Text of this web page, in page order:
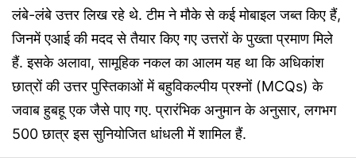
लंबे-लंबे उत्तर लिख रहे थे. टीम ने मौके से कई मोबाइल जब्त किए हैं,
जिनमें एआई की मदद से तैयार किए गए उत्तरों के पुख्ता प्रमाण मिले
हैं. इसके अलावा, सामूहिक नकल का आलम यह था कि अधिकांश
छात्रों की उत्तर पुस्तिकाओं में बहुविकल्पीय प्रश्नों (MCQs) के
जवाब हुबहू एक जैसे पाए गए. प्रारंभिक अनुमान के अनुसार, लगभग
500 छात्र इस सुनियोजित धांधली में शामिल हैं.